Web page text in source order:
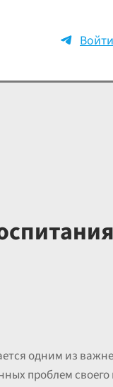
одним из
проблем